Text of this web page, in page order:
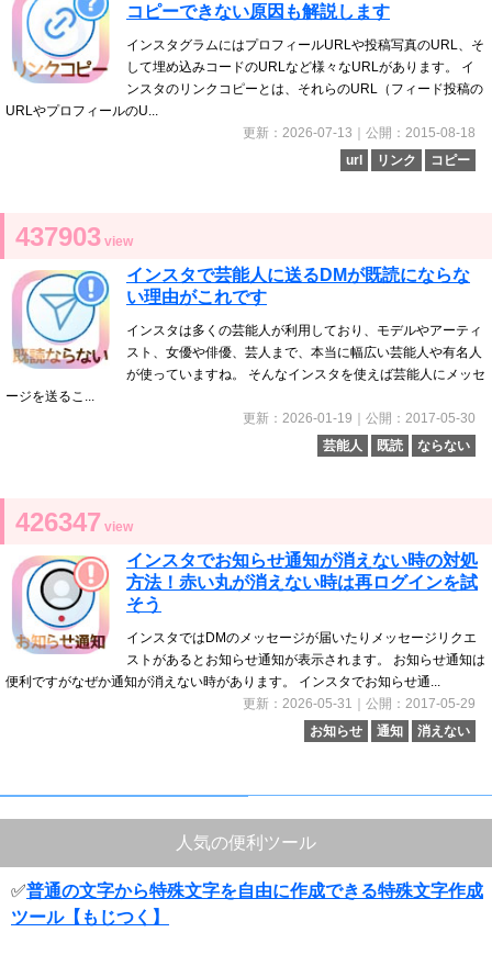
コピーできない原因も解説します
インスタグラムにはプロフィールURLや投稿写真のURL、そ
して埋め込みコードのURLなど様々なURLがあります。 イ
ンスタのリンクコピーとは、それらのURL（フィード投稿の
URLやプロフィールのU...
更新：2026-07-13｜公開：2015-08-18
url
リンク コピー
437903 view
インスタで芸能人に送るDMが既読にならな
い理由がこれです
インスタは多くの芸能人が利用しており、モデルやアーティ
スト、女優や俳優、芸人まで、本当に幅広い芸能人や有名人
が使っていますね。 そんなインスタを使えば芸能人にメッセ
ージを送るこ...
更新：2026-01-19｜公開：2017-05-30
芸能人
既読 ならない
426347 view
インスタでお知らせ通知が消えない時の対処
方法！赤い丸が消えない時は再ログインを試
そう
インスタではDMのメッセージが届いたりメッセージリクエ
ストがあるとお知らせ通知が表示されます。 お知らせ通知は
便利ですがなぜか通知が消えない時があります。 インスタでお知らせ通...
更新：2026-05-31｜公開：2017-05-29
お知らせ
通知 消えない
人気の便利ツール
✅普通の文字から特殊文字を自由に作成できる特殊文字作成
ツール【もじつく】